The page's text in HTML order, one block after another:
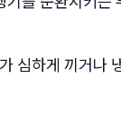
심하게 끼거나